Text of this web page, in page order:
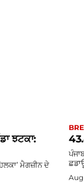
ਝਟਕਾ:
ਮੈਗਜ਼ੀਨ ਦੇ